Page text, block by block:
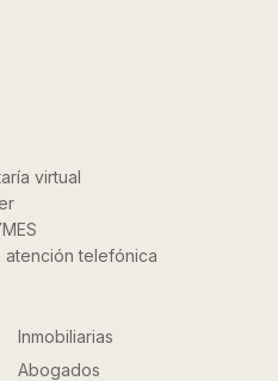
virtual
atención telefónica
Inmobiliarias
Abogados